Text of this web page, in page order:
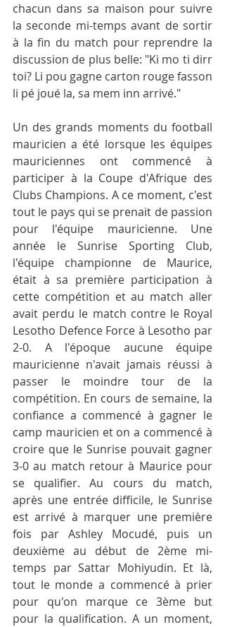
chacun dans sa maison pour suivre
la seconde mi-temps avant de sortir
à la fin du match pour reprendre la
discussion de plus belle: "Ki mo ti dirr
toi? Li pou gagne carton rouge fasson
li pé joué la, sa mem inn arrivé."
Un des grands moments du football
mauricien a été lorsque les équipes
mauriciennes ont commencé à
participer à la Coupe d'Afrique des
Clubs Champions. A ce moment, c'est
tout le pays qui se prenait de passion
pour l'équipe mauricienne. Une
année le Sunrise Sporting Club,
l'équipe championne de Maurice,
était à sa première participation à
cette compétition et au match aller
avait perdu le match contre le Royal
Lesotho Defence Force à Lesotho par
2-0. A l'époque aucune équipe
mauricienne n'avait jamais réussi à
passer le moindre tour de la
compétition. En cours de semaine, la
confiance a commencé à gagner le
camp mauricien et on a commencé à
croire que le Sunrise pouvait gagner
3-0 au match retour à Maurice pour
se qualifier. Au cours du match,
après une entrée difficile, le Sunrise
est arrivé à marquer une première
fois par Ashley Mocudé, puis un
deuxième au début de 2ème mi-
temps par Sattar Mohiyudin. Et là,
tout le monde a commencé à prier
pour qu'on marque ce 3ème but
pour la qualification. A un moment,